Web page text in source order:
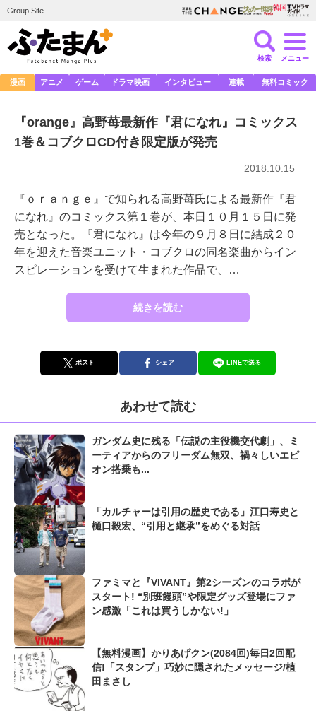
Group Site
検索 メニュー
漫画 アニメ ゲーム ドラマ映画 インタビュー 連載 無料コミック
『orange』高野苺最新作『君になれ』コミックス
1巻＆コブクロCD付き限定版が発売
2018.10.15
『ｏｒａｎｇｅ』で知られる高野苺氏による最新作『君
になれ』のコミックス第１巻が、本日１０月１５日に発
売となった。『君になれ』は今年の９月８日に結成２０
年を迎えた音楽ユニット・コブクロの同名楽曲からイン
スピレーションを受けて生まれた作品で、…
続きを読む
ポスト シェア LINEで送る
あわせて読む
ガンダム史に残る「伝説の主役機交代劇」、ミ
ーティアからのフリーダム無双、禍々しいエピ
オン搭乗も...
「カルチャーは引用の歴史である」江口寿史と
樋口毅宏、“引用と継承”をめぐる対話
ファミマと『VIVANT』第2シーズンのコラボが
スタート! “別班饅頭”や限定グッズ登場にファ
ン感激「これは買うしかない!」
【無料漫画】かりあげクン(2084回)毎日2回配
信!「スタンプ」巧妙に隠されたメッセージ/植
田まさし